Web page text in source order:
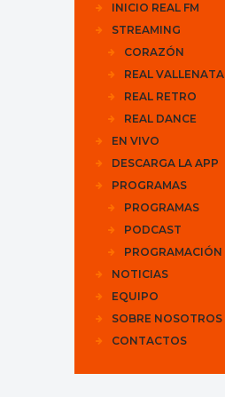
INICIO REAL FM
STREAMING
CORAZÓN
REAL VALLENATA
REAL RETRO
REAL DANCE
EN VIVO
DESCARGA LA APP
PROGRAMAS
PROGRAMAS
PODCAST
PROGRAMACIÓN
NOTICIAS
EQUIPO
SOBRE NOSOTROS
CONTACTOS